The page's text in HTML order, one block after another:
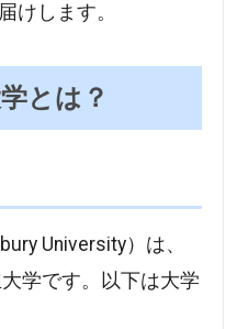
けします。
とは？
University）は、
学です。以下は大学